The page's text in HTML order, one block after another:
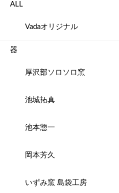
ALL
Vadaオリジナル
器
厚沢部ソロソロ窯
池城拓真
池本惣一
岡本芳久
いずみ窯 島袋工房